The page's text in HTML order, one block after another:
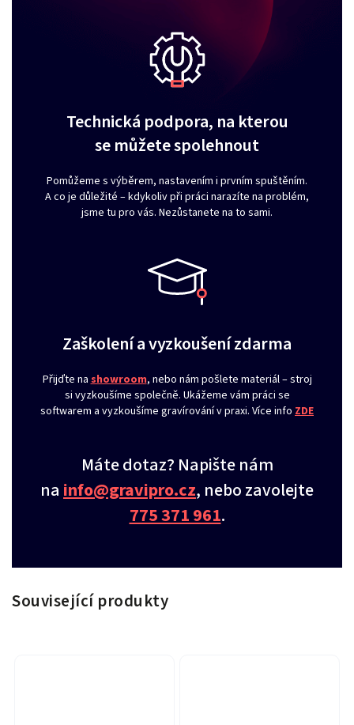
Technická podpora, na kterou
se můžete spolehnout
Pomůžeme s výběrem, nastavením i prvním spuštěním.
A co je důležité – kdykoliv při práci narazíte na problém,
jsme tu pro vás. Nezůstanete na to sami.
Zaškolení a vyzkoušení zdarma
Přijďte nashowroom, nebo nám pošlete materiál – stroj
si vyzkoušíme společně. Ukážeme vám práci se
softwarem a vyzkoušíme gravírování v praxi. Více info ZDE
Máte dotaz? Napište nám
na info@gravipro.cz, nebo zavolejte
775 371 961.
Související produkty